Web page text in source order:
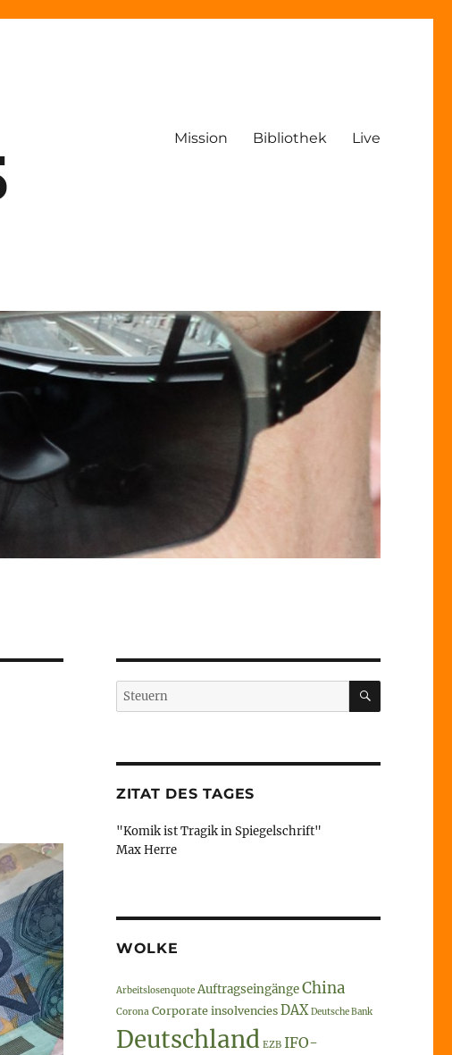
Mission Bibliothek Live
Suche
nach:
SUCHEN
ZITAT DES TAGES
"Komik ist Tragik in Spiegelschrift"
Max Herre
WOLKE
Arbeitslosenquote AuftragseingängeChina
Corona Corporate insolvencies DAX Deutsche Bank
Deutschland EZB IFO-